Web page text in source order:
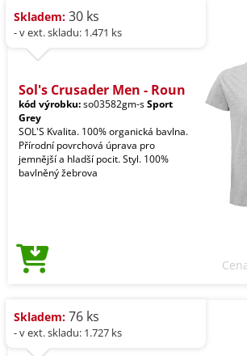
Skladem: 30 ks
- v ext. skladu: 1.471 ks
Sol's Crusader Men - Roun
kód výrobku:so03582gm-sSport
Grey
SOL'S Kvalita. 100% organická bavlna.
Přírodní povrchová úprava pro
jemnější a hladší pocit. Styl. 100%
bavlněný žebrova
Skladem: 76 ks
- v ext. skladu: 1.727 ks